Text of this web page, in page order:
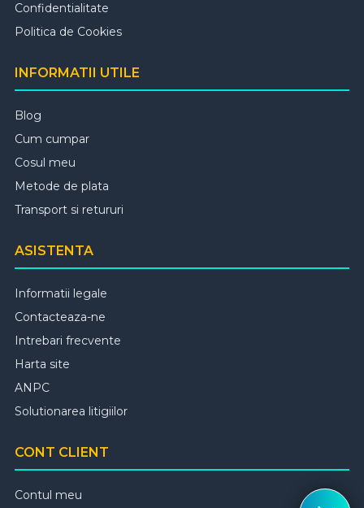
Confidentialitate
Politica de Cookies
INFORMATII UTILE
Blog
Cum cumpar
Cosul meu
Metode de plata
Transport si retururi
ASISTENTA
Informatii legale
Contacteaza-ne
Intrebari frecvente
Harta site
ANPC
Solutionarea litigiilor
CONT CLIENT
Contul meu